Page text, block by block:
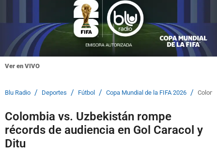
Ver en VIVO
Blu Radio / Deportes / Fútbol / Copa Mundial de la FIFA 2026 /
Colombia vs. Uzbekistán rompe
récords de audiencia en Gol Caracol y
Ditu